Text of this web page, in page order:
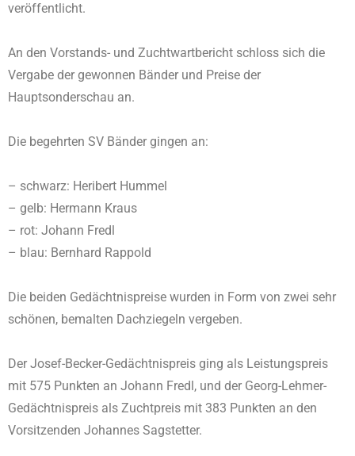
veröffentlicht.
An den Vorstands- und Zuchtwartbericht schloss sich die
Vergabe der gewonnen Bänder und Preise der
Hauptsonderschau an.
Die begehrten SV Bänder gingen an:
– schwarz: Heribert Hummel
– gelb: Hermann Kraus
– rot: Johann Fredl
– blau: Bernhard Rappold
Die beiden Gedächtnispreise wurden in Form von zwei sehr
schönen, bemalten Dachziegeln vergeben.
Der Josef-Becker-Gedächtnispreis ging als Leistungspreis
mit 575 Punkten an Johann Fredl, und der Georg-Lehmer-
Gedächtnispreis als Zuchtpreis mit 383 Punkten an den
Vorsitzenden Johannes Sagstetter.